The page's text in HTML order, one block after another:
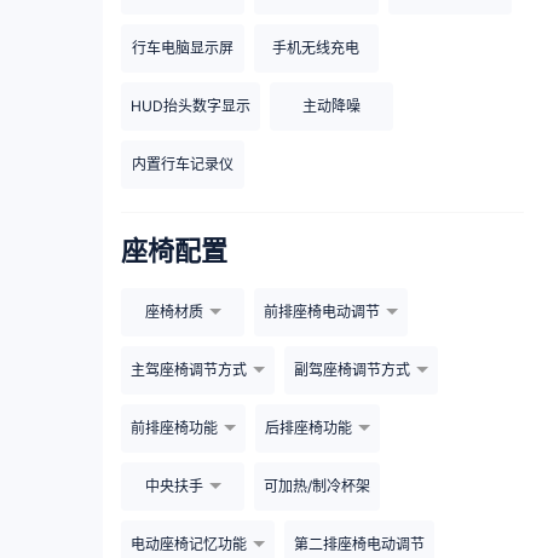
行车电脑显示屏 手机无线充电
HUD抬头数字显示 主动降噪
内置行车记录仪
座椅配置
座椅材质 前排座椅电动调节
主驾座椅调节方式 副驾座椅调节方式
前排座椅功能 后排座椅功能
中央扶手 可加热/制冷杯架
电动座椅记忆功能 第二排座椅电动调节